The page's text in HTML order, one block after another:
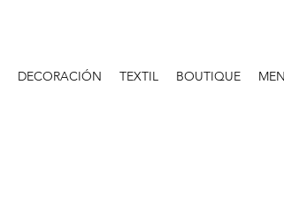
DECORACIÓN TEXTIL BOUTIQUE